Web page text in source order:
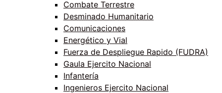
Combate Terrestre
Desminado Humanitario
Comunicaciones
Energético y Vial
Fuerza de Despliegue Rapido (FUDRA)
Gaula Ejercito Nacional
Infantería
Ingenieros Ejercito Nacional